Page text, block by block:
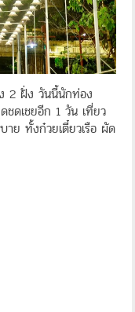
2 ฝั่ง วันนี้นักท่อง
ชดเชยอีก 1 วัน เที่ยว
าย ทั้งก๋วยเตี๋ยวเรือ ผัด